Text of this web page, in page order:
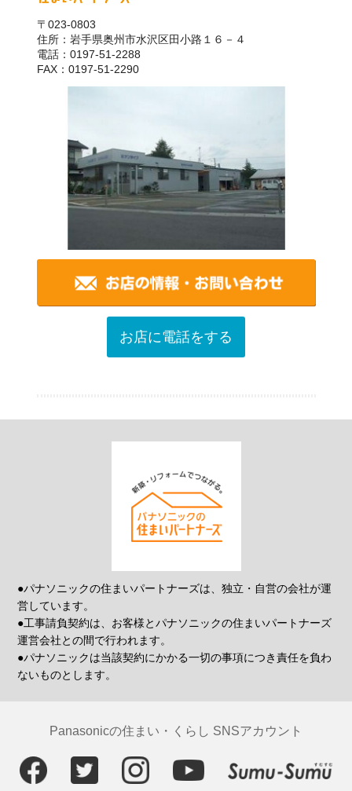
〒023-0803
住所：岩手県奥州市水沢区田小路１６－４
電話：0197-51-2288
FAX：0197-51-2290
お店に電話をする
●パナソニックの住まいパートナーズは、独立・自営の会社が運
営しています。
●工事請負契約は、お客様とパナソニックの住まいパートナーズ
運営会社との間で行われます。
●パナソニックは当該契約にかかる一切の事項につき責任を負わ
ないものとします。
Panasonicの住まい・くらし SNSアカウント